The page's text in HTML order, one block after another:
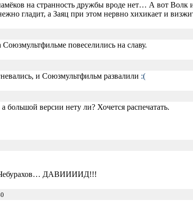
на странность дружбы вроде нет… А вот Волк
гладит, а Заяц при этом нервно хихикает и
повеселились на славу.
и Союзмультфильм развалили :(
большой версии нету ли? Хочется распечатать.
Чебурахов… ДАВИИИИД!!!